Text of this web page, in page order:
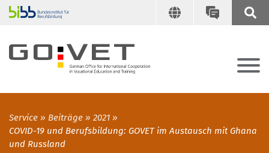
Service Beiträge
2021
COVID-19 und Berufsbildung: GOVET im Austausch mit Ghana
und Russland